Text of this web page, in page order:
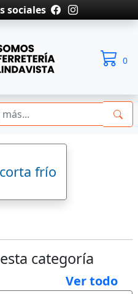
sociales
0
frío
categoría
Ver todo